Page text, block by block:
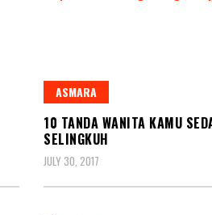
ASMARA
10 TANDA WANITA KAMU
SELINGKUH
JULY 30, 2017